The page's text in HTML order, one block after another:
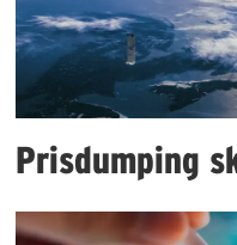
Prisdumping